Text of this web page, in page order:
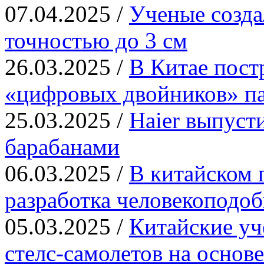
07.04.2025 / Ученые
точностью до 3 см
26.03.2025 / В Китае
«цифровых двойников»
25.03.2025 / Haier
барабанами
06.03.2025 / В китайском
разработка
05.03.2025 / Китайские
стелс-самолетов на